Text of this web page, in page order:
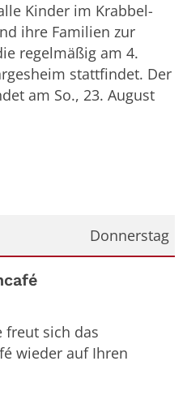
Kinder im Krabbel-
ihre Familien zur
regelmäßig am 4.
stattfindet. Der
am So., 23. August
Donnerstag
freut sich das
wieder auf Ihren